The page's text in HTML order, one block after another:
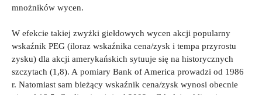
mnożników wycen.
W efekcie takiej zwyżki giełdowych wycen akcji popularny
wskaźnik PEG (iloraz wskaźnika cena/zysk i tempa przyrostu
zysku) dla akcji amerykańskich sytuuje się na historycznych
szczytach (1,8). A pomiary Bank of America prowadzi od 1986
r. Natomiast sam bieżący wskaźnik cena/zysk wynosi obecnie